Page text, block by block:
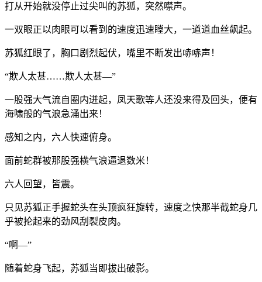
打从开始就没停止过尖叫的苏狐，突然噤声。
一双眼正以肉眼可以看到的速度迅速瞠大，一道道血丝飙起。
苏狐红眼了，胸口剧烈起伏，嘴里不断发出哧哧声！
“欺人太甚……欺人太甚—”
一股强大气流自圈内迸起，凤天歌等人还没来得及回头，便有
海啸般的气浪急涌出来！
感知之内，六人快速俯身。
面前蛇群被那股强横气浪逼退数米！
六人回望，皆震。
只见苏狐正手握蛇头在头顶疯狂旋转，速度之快那半截蛇身几
乎被抡起来的劲风刮裂皮肉。
“啊—”
随着蛇身飞起，苏狐当即拔出破影。